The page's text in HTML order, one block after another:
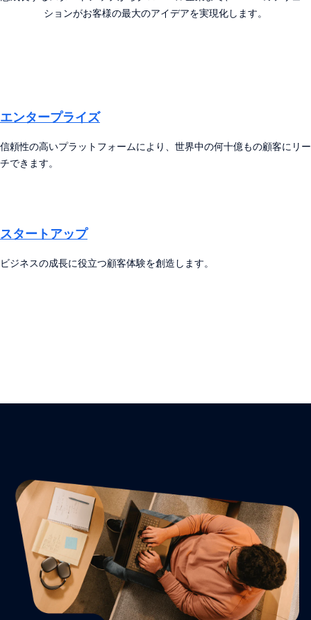
ションがお客様の最大のアイデアを実現化します。
エンタープライズ
信頼性の高いプラットフォームにより、世界中の何十億もの顧客にリー
チできます。
スタートアップ
ビジネスの成長に役立つ顧客体験を創造します。